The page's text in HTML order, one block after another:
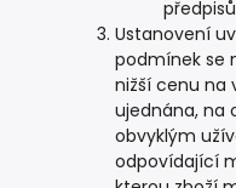
Ustanovení
podmínek se
nižší cenu na
ujednána, na
obvyklým
odpovídající